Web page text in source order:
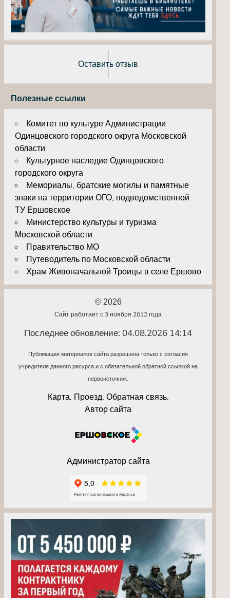
Оставить отзыв
Полезные ссылки
Комитет по культуре Администрации
Одинцовского городского округа Московской
области
Культурное наследие Одинцовского
городского округа
Мемориалы, братские могилы и памятные
знаки на территории ОГО, подведомственной
ТУ Ершовское
Министерство культуры и туризма
Московской области
Правительство МО
Путеводитель по Московской области
Храм Живоначальной Троицы в селе Ершово
© 2026
Сайт работает с 3 ноября 2012 года
Последнее обновление: 04.08.2026 14:14
Публикация материалов сайта разрешена только с согласия
учредителя данного ресурса и с обязательной обратной ссылкой на
первоисточник.
Карта. Проезд. Обратная связь.
Автор сайта
Администратор сайта